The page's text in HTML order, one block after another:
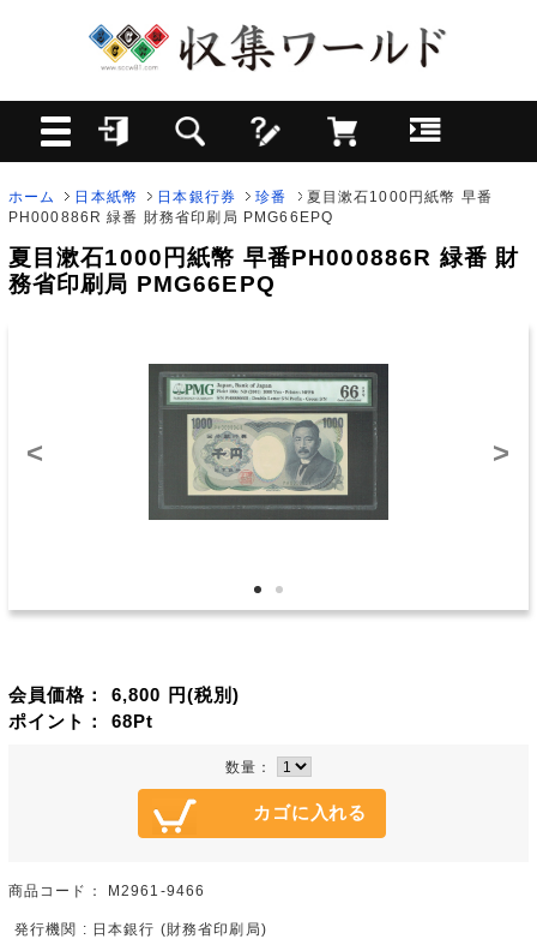
ホーム 日本紙幣 日本銀行券 珍番
夏目漱石1000円紙幣 早番
PH000886R 緑番 財務省印刷局 PMG66EPQ
夏目漱石1000円紙幣 早番PH000886R 緑番 財
務省印刷局 PMG66EPQ
< >
会員価格： 6,800 円(税別)
ポイント： 68Pt
数量：
商品コード： M2961-9466
発行機関 : 日本銀行 (財務省印刷局)